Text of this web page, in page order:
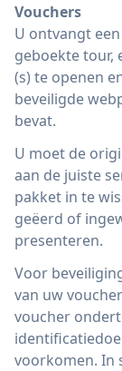
Vouchers
U ontvangt
geboekte tour,
(s) te openen
beveiligde
bevat.
U moet de
aan de juiste
pakket in te
geëerd of
presenteren.
Voor
van uw
voucher
voorkomen. In